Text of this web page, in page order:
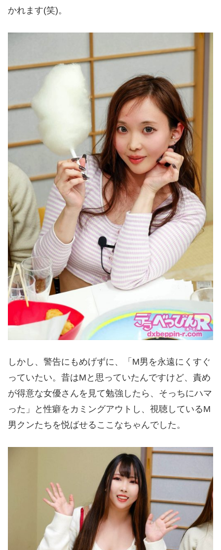
かれます(笑)。
しかし、警告にもめげずに、「M男を永遠にくすぐ
っていたい。昔はMと思っていたんですけど、責め
が得意な女優さんを見て勉強したら、そっちにハマ
った」と性癖をカミングアウトし、視聴しているM
男クンたちを悦ばせるここなちゃんでした。